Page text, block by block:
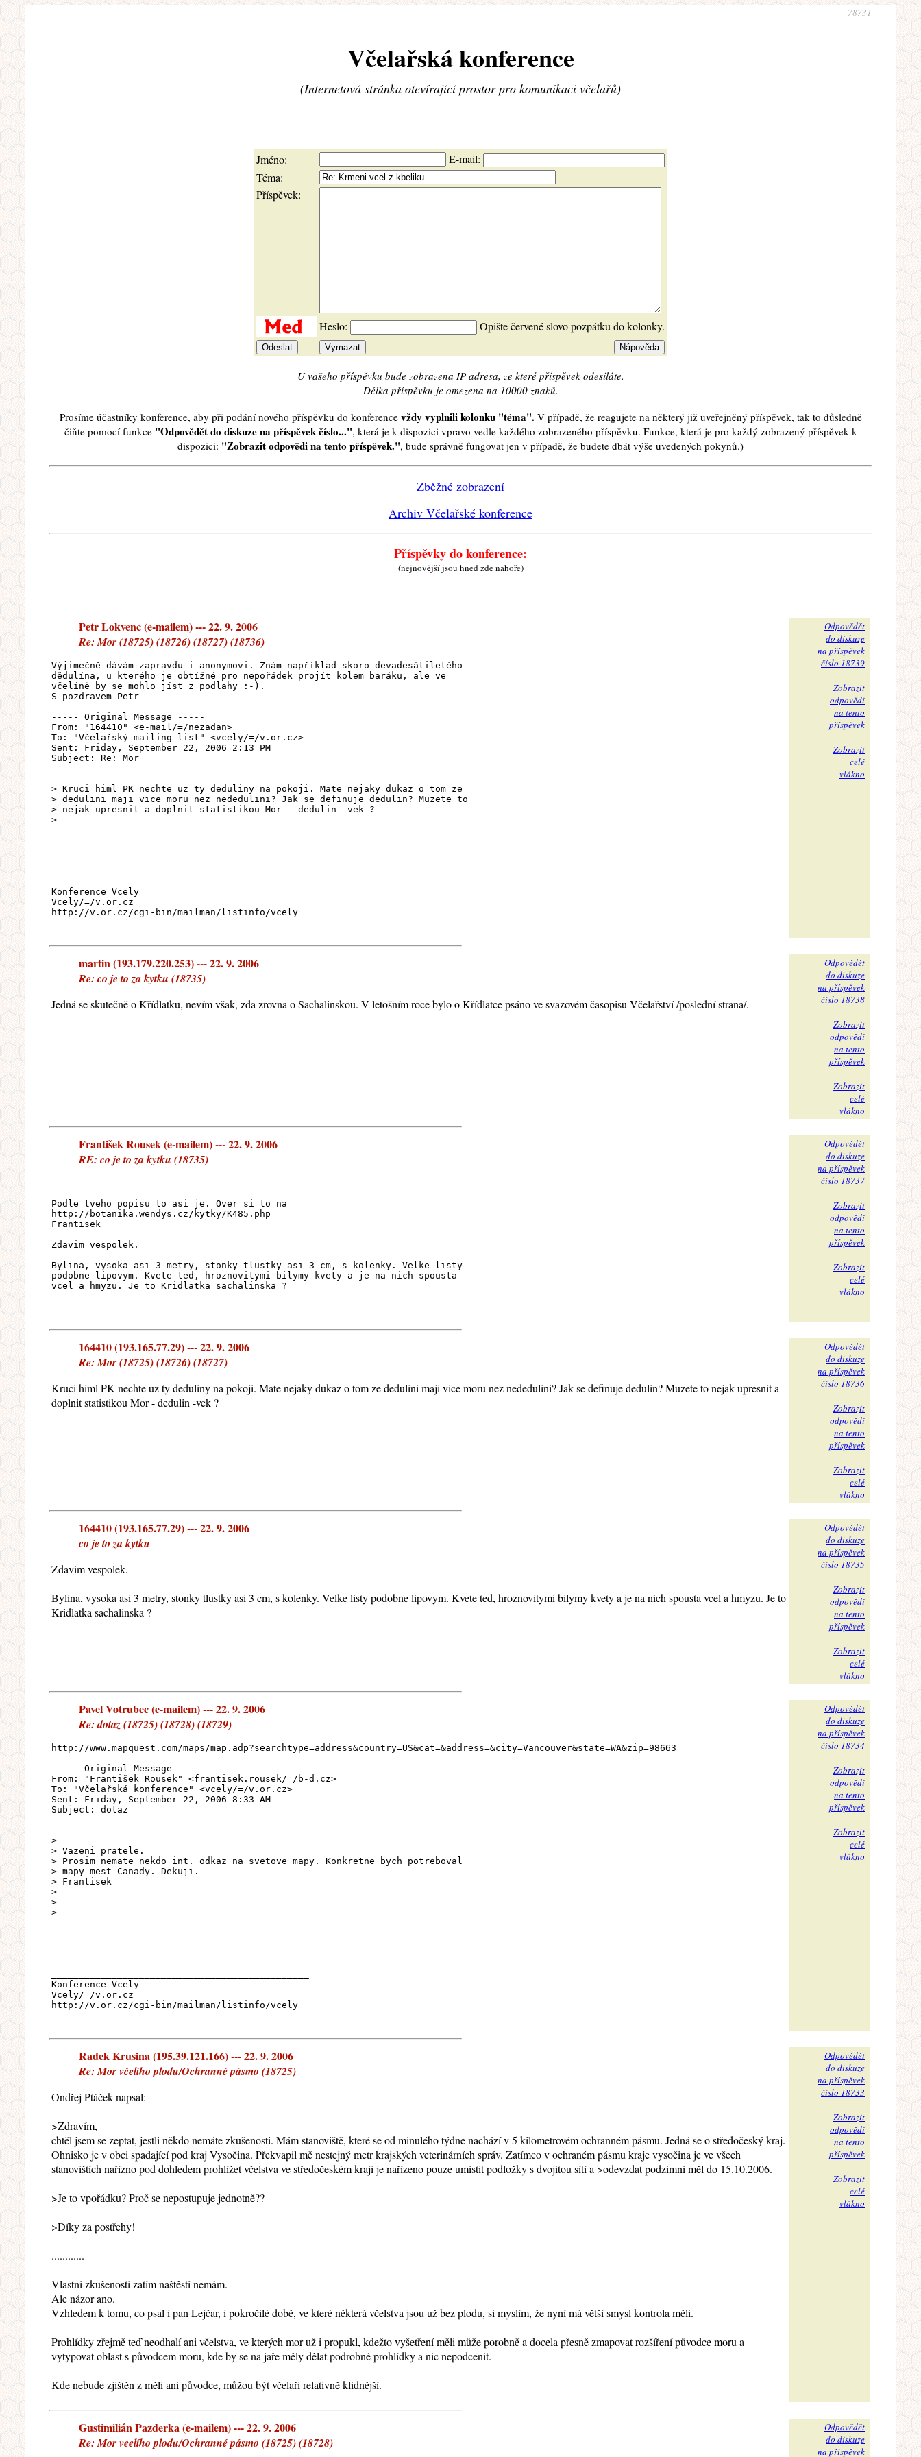
78731
Včelařská konference
(Internetová stránka otevírající prostor pro komunikaci včelařů)
Jméno:
E-mail:
Téma:
Příspěvek:
Heslo: Opište červené slovo pozpátku do kolonky.
U vašeho příspěvku bude zobrazena IP adresa, ze které příspěvek odesíláte.
Délka příspěvku je omezena na 10000 znaků.
Prosíme účastníky konference, aby při podání nového příspěvku do konference vždy vyplnili kolonku "téma". V případě, že reagujete na některý již uveřejněný příspěvek, tak to důsledně
čiňte pomocí funkce "Odpovědět do diskuze na příspěvek číslo...", která je k dispozici vpravo vedle každého zobrazeného příspěvku. Funkce, která je pro každý zobrazený příspěvek k
dispozici: "Zobrazit odpovědi na tento příspěvek.", bude správně fungovat jen v případě, že budete dbát výše uvedených pokynů.)
Zběžné zobrazení
Archiv Včelařské konference
Příspěvky do konference:
(nejnovější jsou hned zde nahoře)
Petr Lokvenc (e-mailem) --- 22. 9. 2006
Re: Mor (18725) (18726) (18727) (18736)
Výjimečně dávám zapravdu i anonymovi. Znám například skoro devadesátiletého
dědulína, u kterého je obtížné pro nepořádek projít kolem baráku, ale ve
včelíně by se mohlo jíst z podlahy :-).
S pozdravem Petr
----- Original Message -----
From: "164410" <e-mail/=/nezadan>
To: "Včelařský mailing list" <vcely/=/v.or.cz>
Sent: Friday, September 22, 2006 2:13 PM
Subject: Re: Mor
> Kruci himl PK nechte uz ty deduliny na pokoji. Mate nejaky dukaz o tom ze
> dedulini maji vice moru nez nededulini? Jak se definuje dedulin? Muzete to
> nejak upresnit a doplnit statistikou Mor - dedulin -vek ?
>
--------------------------------------------------------------------------------
Konference Vcely
Vcely/=/v.or.cz
http://v.or.cz/cgi-bin/mailman/listinfo/vcely
Odpovědět
do diskuze
na příspěvek
číslo 18739
Zobrazit
odpovědi
na tento
příspěvek
Zobrazit
celé
vlákno
martin (193.179.220.253) --- 22. 9. 2006
Re: co je to za kytku (18735)
Jedná se skutečně o Křídlatku, nevím však, zda zrovna o Sachalinskou. V letošním roce bylo o Křídlatce psáno ve svazovém časopisu Včelařství /poslední strana/.
Odpovědět
do diskuze
na příspěvek
číslo 18738
Zobrazit
odpovědi
na tento
příspěvek
Zobrazit
celé
vlákno
František Rousek (e-mailem) --- 22. 9. 2006
RE: co je to za kytku (18735)
Podle tveho popisu to asi je. Over si to na
http://botanika.wendys.cz/kytky/K485.php
Frantisek
Zdavim vespolek.
Bylina, vysoka asi 3 metry, stonky tlustky asi 3 cm, s kolenky. Velke listy
podobne lipovym. Kvete ted, hroznovitymi bilymy kvety a je na nich spousta
vcel a hmyzu. Je to Kridlatka sachalinska ?
Odpovědět
do diskuze
na příspěvek
číslo 18737
Zobrazit
odpovědi
na tento
příspěvek
Zobrazit
celé
vlákno
164410 (193.165.77.29) --- 22. 9. 2006
Re: Mor (18725) (18726) (18727)
Kruci himl PK nechte uz ty deduliny na pokoji. Mate nejaky dukaz o tom ze dedulini maji vice moru nez nededulini? Jak se definuje dedulin? Muzete to nejak upresnit a
doplnit statistikou Mor - dedulin -vek ?
Odpovědět
do diskuze
na příspěvek
číslo 18736
Zobrazit
odpovědi
na tento
příspěvek
Zobrazit
celé
vlákno
164410 (193.165.77.29) --- 22. 9. 2006
co je to za kytku
Zdavim vespolek.
Bylina, vysoka asi 3 metry, stonky tlustky asi 3 cm, s kolenky. Velke listy podobne lipovym. Kvete ted, hroznovitymi bilymy kvety a je na nich spousta vcel a hmyzu. Je to
Kridlatka sachalinska ?
Odpovědět
do diskuze
na příspěvek
číslo 18735
Zobrazit
odpovědi
na tento
příspěvek
Zobrazit
celé
vlákno
Pavel Votrubec (e-mailem) --- 22. 9. 2006
Re: dotaz (18725) (18728) (18729)
http://www.mapquest.com/maps/map.adp?searchtype=address&country=US&cat=&address=&city=Vancouver&state=WA&zip=98663
----- Original Message -----
From: "František Rousek" <frantisek.rousek/=/b-d.cz>
To: "Včelařská konference" <vcely/=/v.or.cz>
Sent: Friday, September 22, 2006 8:33 AM
Subject: dotaz
>
> Vazeni pratele.
> Prosim nemate nekdo int. odkaz na svetove mapy. Konkretne bych potreboval
> mapy mest Canady. Dekuji.
> Frantisek
>
>
>
--------------------------------------------------------------------------------
Konference Vcely
Vcely/=/v.or.cz
http://v.or.cz/cgi-bin/mailman/listinfo/vcely
Odpovědět
do diskuze
na příspěvek
číslo 18734
Zobrazit
odpovědi
na tento
příspěvek
Zobrazit
celé
vlákno
Radek Krusina (195.39.121.166) --- 22. 9. 2006
Re: Mor včelího plodu/Ochranné pásmo (18725)
Ondřej Ptáček napsal:
>Zdravím,
chtěl jsem se zeptat, jestli někdo nemáte zkušenosti. Mám stanoviště, které se od minulého týdne nachází v 5 kilometrovém ochranném pásmu. Jedná se o středočeský kraj.
Ohnisko je v obci spadající pod kraj Vysočina. Překvapil mě nestejný metr krajských veterinárních správ. Zatímco v ochraném pásmu kraje vysočina je ve všech
stanovištích nařízno pod dohledem prohlížet včelstva ve středočeském kraji je nařízeno pouze umístit podložky s dvojitou sítí a >odevzdat podzimní měl do 15.10.2006.
>Je to vpořádku? Proč se nepostupuje jednotně??
>Díky za postřehy!
............
Vlastní zkušenosti zatím naštěstí nemám.
Ale názor ano.
Vzhledem k tomu, co psal i pan Lejčar, i pokročilé době, ve které některá včelstva jsou už bez plodu, si myslím, že nyní má větší smysl kontrola měli.
Prohlídky zřejmě teď neodhalí ani včelstva, ve kterých mor už i propukl, kdežto vyšetření měli může porobně a docela přesně zmapovat rozšíření původce moru a
vytypovat oblast s původcem moru, kde by se na jaře měly dělat podrobné prohlídky a nic nepodcenit.
Kde nebude zjištěn z měli ani původce, můžou být včelaři relativně klidnější.
Odpovědět
do diskuze
na příspěvek
číslo 18733
Zobrazit
odpovědi
na tento
příspěvek
Zobrazit
celé
vlákno
Gustimilián Pazderka (e-mailem) --- 22. 9. 2006
Re: Mor veelího plodu/Ochranné pásmo (18725) (18728)
Odpovědět
do diskuze
na příspěvek